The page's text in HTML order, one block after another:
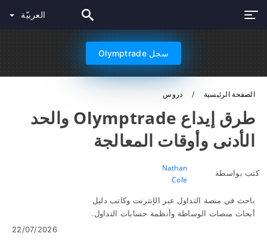
العربيّة
سجل Olymptrade
الصفحة الرئيسية دروس
طرق إيداع Olymptrade والحد
الأدنى وأوقات المعالجة
كتب بواسطة
Nathan
Cole
باحث في منصة التداول عبر الإنترنت وكاتب دليل
أبحاث منصات الوساطة وأنظمة حسابات التداول.
22/07/2026